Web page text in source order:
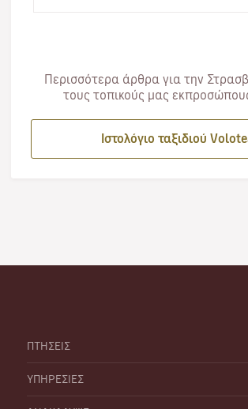
Περισσότερα άρθρα για την
τους τοπικούς μας
Ιστολόγιο ταξιδιού
ΠΤΗΣΕΙΣ
ΥΠΗΡΕΣΙΕΣ